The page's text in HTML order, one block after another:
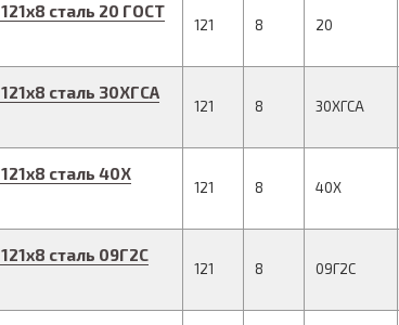
121х8 сталь 20 ГОСТ
121 8 20
121х8 сталь 30ХГСА
121 8 30ХГСА
121х8 сталь 40Х
121 8 40Х
121х8 сталь 09Г2С
121 8 09Г2С